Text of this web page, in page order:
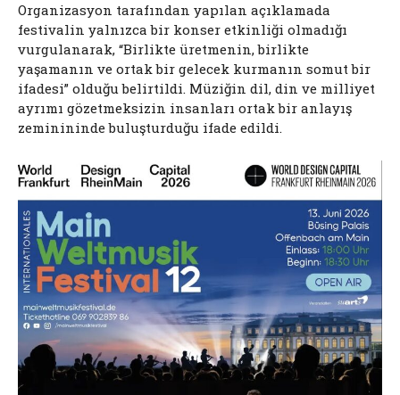
Organizasyon tarafından yapılan açıklamada
festivalin yalnızca bir konser etkinliği olmadığı
vurgulanarak, “Birlikte üretmenin, birlikte
yaşamanın ve ortak bir gelecek kurmanın somut bir
ifadesi” olduğu belirtildi. Müziğin dil, din ve milliyet
ayrımı gözetmeksizin insanları ortak bir anlayış
zeminininde buluşturduğu ifade edildi.